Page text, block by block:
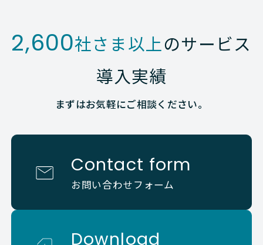
2,600社さま以上のサービス
導入実績
まずはお気軽にご相談ください。
Contact form
お問い合わせフォーム
Download